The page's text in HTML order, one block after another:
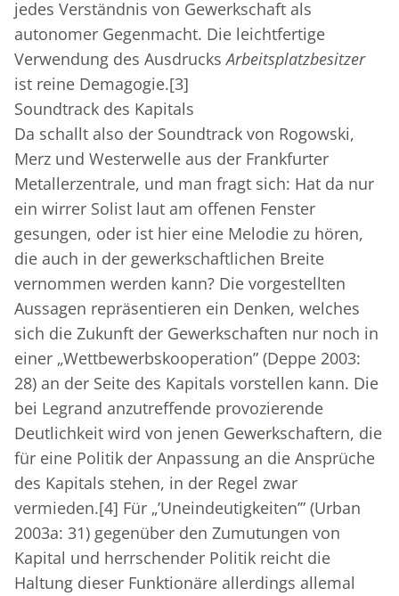
jedes Verständnis von Gewerkschaft als
autonomer Gegenmacht. Die leichtfertige
Verwendung des AusdrucksArbeitsplatzbesitzer
ist reine Demagogie.[3]
Soundtrack des Kapitals
Da schallt also der Soundtrack von Rogowski,
Merz und Westerwelle aus der Frankfurter
Metallerzentrale, und man fragt sich: Hat da nur
ein wirrer Solist laut am offenen Fenster
gesungen, oder ist hier eine Melodie zu hören,
die auch in der gewerkschaftlichen Breite
vernommen werden kann? Die vorgestellten
Aussagen repräsentieren ein Denken, welches
sich die Zukunft der Gewerkschaften nur noch in
einer „Wettbewerbskooperation” (Deppe 2003:
28) an der Seite des Kapitals vorstellen kann. Die
bei Legrand anzutreffende provozierende
Deutlichkeit wird von jenen Gewerkschaftern, die
für eine Politik der Anpassung an die Ansprüche
des Kapitals stehen, in der Regel zwar
vermieden.[4] Für „’Uneindeutigkeiten’” (Urban
2003a: 31) gegenüber den Zumutungen von
Kapital und herrschender Politik reicht die
Haltung dieser Funktionäre allerdings allemal